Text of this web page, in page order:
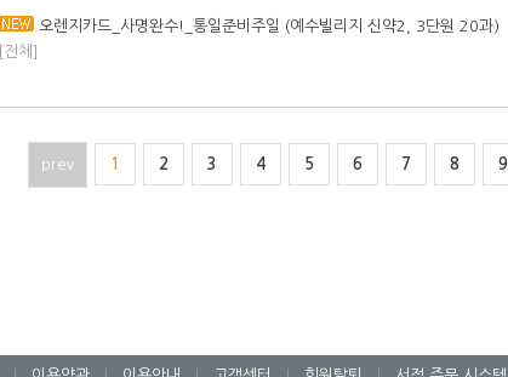
오렌지카드_사명완수!_통일준비주일 (예수빌리지 신약2, 3단원 20과)
[전체]
prev 1 2 3 4 5 6 7 8 9